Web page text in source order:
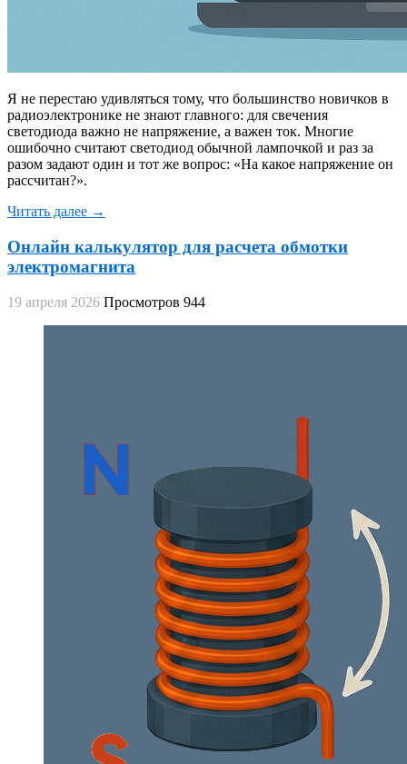
Я не перестаю удивляться тому, что большинство новичков в
радиоэлектронике не знают главного: для свечения
светодиода важно не напряжение, а важен ток. Многие
ошибочно считают светодиод обычной лампочкой и раз за
разом задают один и тот же вопрос: «На какое напряжение он
рассчитан?».
Читать далее →
Онлайн калькулятор для расчета обмотки
электромагнита
19 апреля 2026 Просмотров 944